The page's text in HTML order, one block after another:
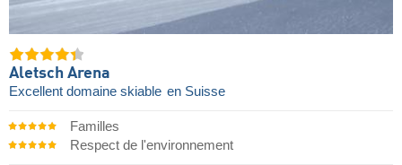
Aletsch Arena
Excellent domaine skiable en Suisse
Familles
Respect de l'environnement